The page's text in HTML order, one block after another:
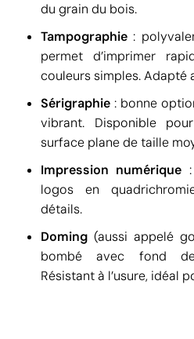
du grain du bois.
Tampographie :
permet d’imprimer
couleurs simples. Adapté
Sérigraphie : bonne
vibrant. Disponible
surface plane de taille
Impression numérique
logos en
détails.
Doming (aussi appelé
bombé avec fond
Résistant à l’usure, idéal